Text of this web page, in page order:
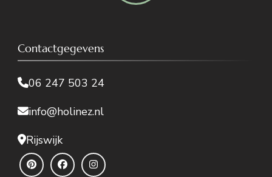
Contactgegevens
06 247 503 24
info@holinez.nl
Rijswijk